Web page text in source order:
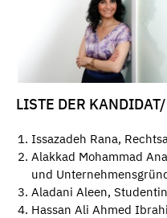
LISTE DER
Issazadeh Rana,
Alakkad Mohammad
und
Aladani Aleen,
Hassan Ali Ahmed